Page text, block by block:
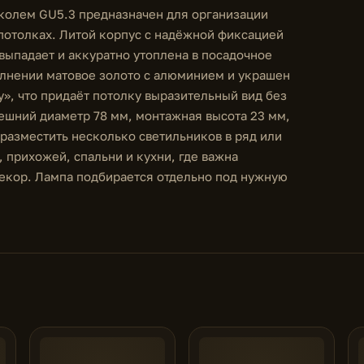
GU5.3 предназначен для организации
Литой корпус с надёжной фиксацией
и аккуратно утоплена в посадочное
матовое золото с алюминием и украшен
что придаёт потолку выразительный вид без
диаметр 78 мм, монтажная высота 23 мм,
несколько светильников в ряд или
спальни и кухни, где важна
Лампа подбирается отдельно под нужную